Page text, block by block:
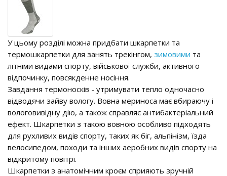
У цьому розділі можна придбати шкарпетки та
термошкарпетки для занять трекінгом, зимовими та
літніми видами спорту, військової служби, активного
відпочинку, повсякденне носіння.
Завдання термоносків - утримувати тепло одночасно
відводячи зайву вологу. Вовна мериноса має вбираючу і
вологовивідну дію, а також справляє антибактеріальний
ефект. Шкарпетки з такою вовною особливо підходять
для рухливих видів спорту, таких як біг, альпінізм, їзда
велосипедом, походи та інших аеробних видів спорту на
відкритому повітрі.
Шкарпетки з анатомічним кроєм сприяють зручній